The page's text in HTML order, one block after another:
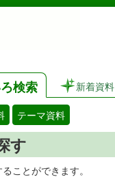
検索 新着資料
テーマ資料
す
ことができます。